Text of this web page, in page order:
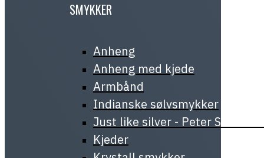
SMYKKER
Anheng
Anheng med kjede
Armbånd
Indianske sølvsmykker
Just like silver - Peter Stone
Kjeder